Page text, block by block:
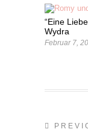
“Eine
Wydra
Februar 7,